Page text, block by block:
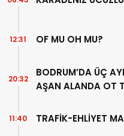
OF MU OH MU?
12:31
BODRUM’DA ÜÇ
AŞAN ALANDA OT
20:32
TRAFİK-EHLİYET
11:40